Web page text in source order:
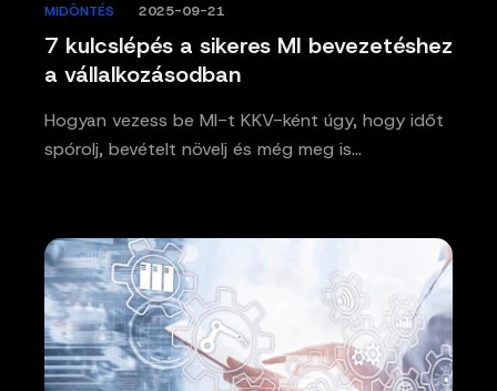
7 kulcslépés a sikeres MI bevezetéshez
a vállalkozásodban
MIDÖNTÉS 2025-09-21
Hogyan vezess be MI-t KKV-ként úgy, hogy időt
spórolj, bevételt növelj és még meg is…